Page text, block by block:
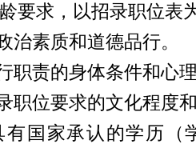
要求，以招录职位表
治素质和道德品行。
职责的身体条件和心
职位要求的文化程度
有国家承认的学历（